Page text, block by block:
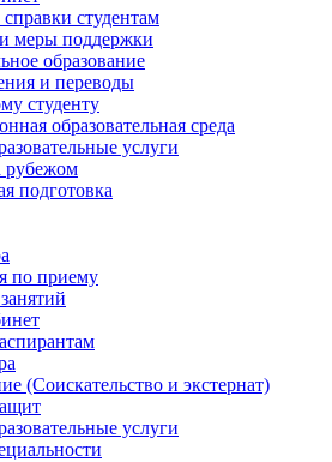
студентам
меры поддержки
образование
и переводы
студенту
образовательная среда
услуги
рубежом
подготовка
по приему
(Соискательство и экстернат)
услуги